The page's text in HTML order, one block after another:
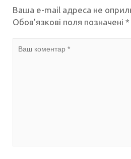
Ваша e-mail адреса не
Обов’язкові поля позначені *